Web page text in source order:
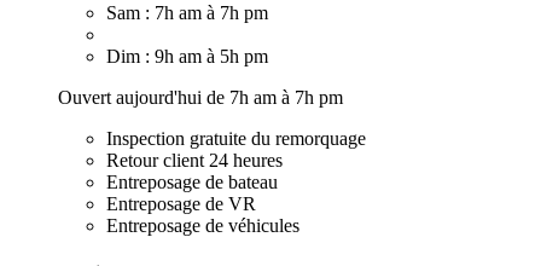
Sam : 7h am à 7h pm
Dim : 9h am à 5h pm
Ouvert aujourd'hui de 7h am à 7h pm
Inspection gratuite du remorquage
Retour client 24 heures
Entreposage de bateau
Entreposage de VR
Entreposage de véhicules